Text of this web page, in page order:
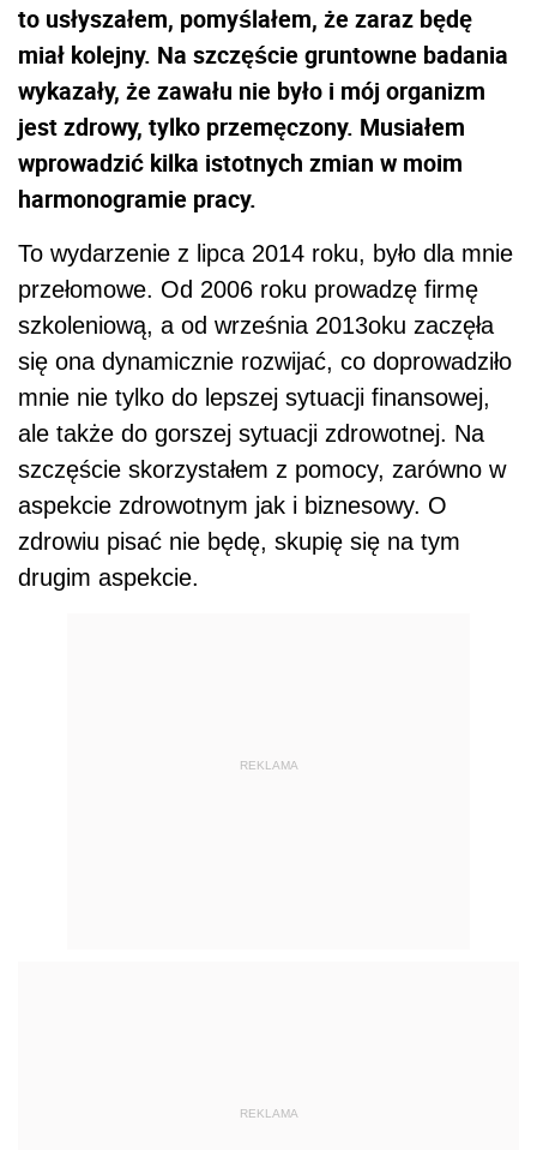
to usłyszałem, pomyślałem, że zaraz będę
miał kolejny. Na szczęście gruntowne badania
wykazały, że zawału nie było i mój organizm
jest zdrowy, tylko przemęczony. Musiałem
wprowadzić kilka istotnych​​​​​​​ zmian w moim
harmonogramie pracy.
To wydarzenie z lipca 2014 roku, było dla mnie
przełomowe. Od 2006 roku prowadzę firmę
szkoleniową, a od września 2013oku zaczęła
się ona dynamicznie rozwijać, co doprowadziło
mnie nie tylko do lepszej sytuacji finansowej,
ale także do gorszej sytuacji zdrowotnej. Na
szczęście skorzystałem z pomocy, zarówno w
aspekcie zdrowotnym jak i biznesowy. O
zdrowiu pisać nie będę, skupię się na tym
drugim aspekcie.
REKLAMA
REKLAMA